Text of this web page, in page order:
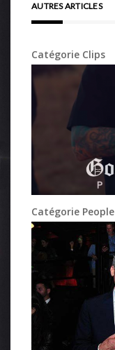
AUTRES ARTICLES
Catégorie Clips
Catégorie People